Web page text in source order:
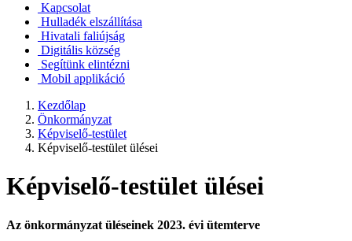
Kapcsolat
Hulladék elszállítása
Hivatali faliújság
Digitális község
Segítünk elintézni
Mobil applikáció
Kezdőlap
Önkormányzat
Képviselő-testület
Képviselő-testület ülései
Képviselő-testület ülései
Az önkormányzat üléseinek 2023. évi ütemterve